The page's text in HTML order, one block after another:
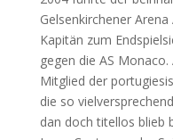
Gelsenkirchener
Kapitän zum
gegen die AS
Mitglied der
die so
dan doch titellos blieb